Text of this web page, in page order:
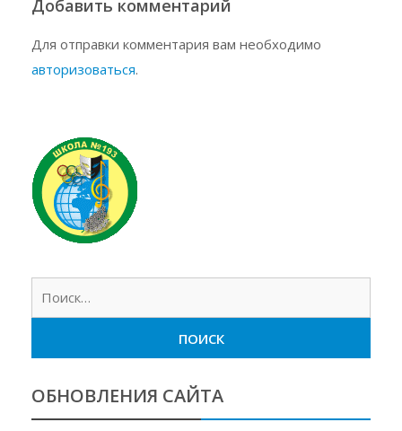
Добавить комментарий
Для отправки комментария вам необходимо
авторизоваться.
ОБНОВЛЕНИЯ САЙТА